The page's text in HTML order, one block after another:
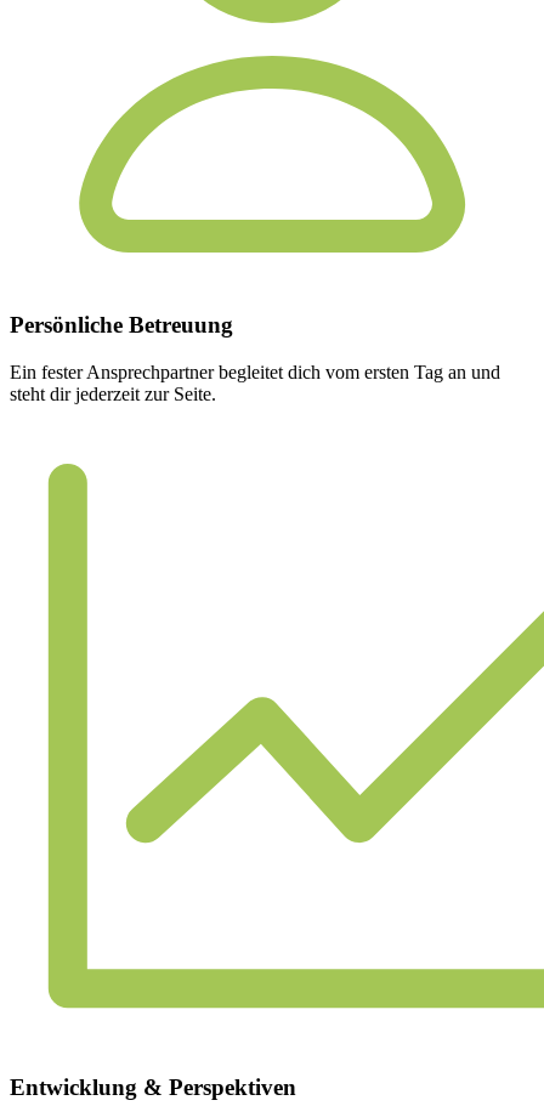
Persönliche Betreuung
Ein fester Ansprechpartner begleitet dich vom ersten Tag an und
steht dir jederzeit zur Seite.
Entwicklung & Perspektiven